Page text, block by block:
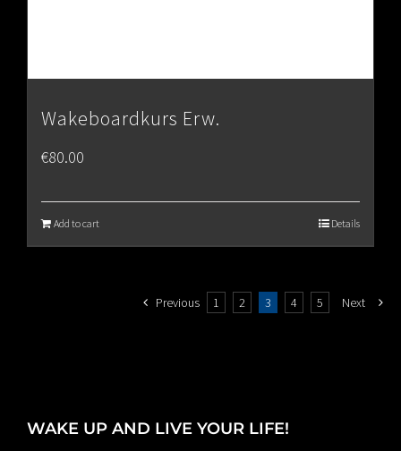
Wakeboardkurs Erw.
€80.00
Add to cart Details
Previous 1 2 3 4 5 Next
WAKE UP AND LIVE YOUR LIFE!